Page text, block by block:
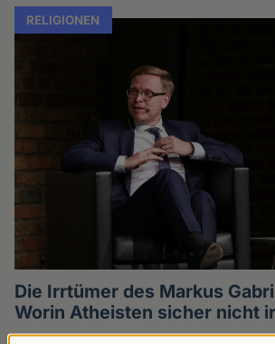
RELIGIONEN
Die Irrtümer des Markus
Worin Atheisten sicher nicht